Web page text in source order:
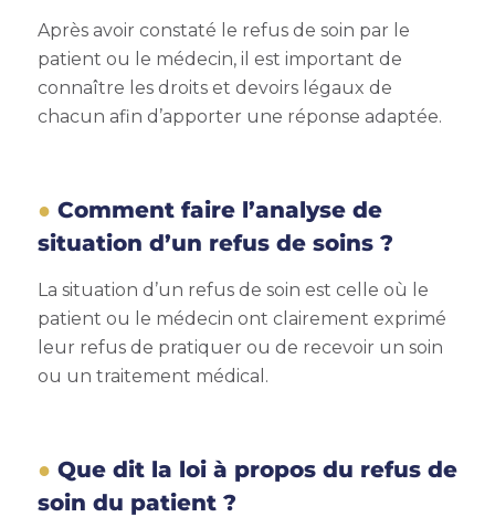
Après avoir constaté le refus de soin par le
patient ou le médecin, il est important de
connaître les droits et devoirs légaux de
chacun afin d’apporter une réponse adaptée.
Comment faire l’analyse de
situation d’un refus de soins ?
La situation d’un refus de soin est celle où le
patient ou le médecin ont clairement exprimé
leur refus de pratiquer ou de recevoir un soin
ou un traitement médical.
Que dit la loi à propos du refus de
soin du patient ?